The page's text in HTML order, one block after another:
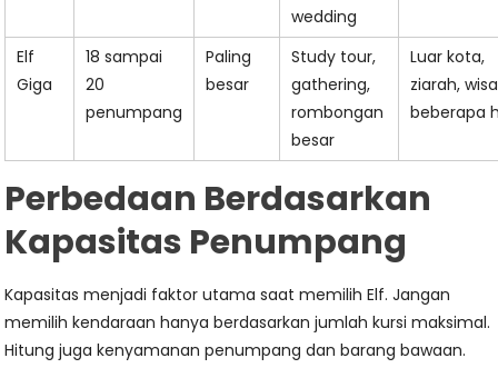
wedding
Elf
Giga
18 sampai
20
penumpang
Paling
besar
Study tour,
gathering,
rombongan
besar
Luar kota,
ziarah,
beberapa
Perbedaan Berdasarkan
Kapasitas Penumpang
Kapasitas menjadi faktor utama saat memilih Elf. Jangan
memilih kendaraan hanya berdasarkan jumlah kursi maksimal.
Hitung juga kenyamanan penumpang dan barang bawaan.